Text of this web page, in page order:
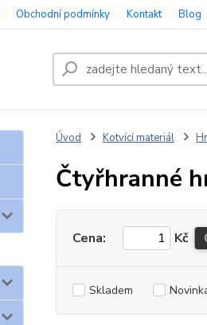
Obchodní podmínky Kontakt Blog
Úvod Kotvící materiál
Čtyřhranné
Cena: Kč
Skladem